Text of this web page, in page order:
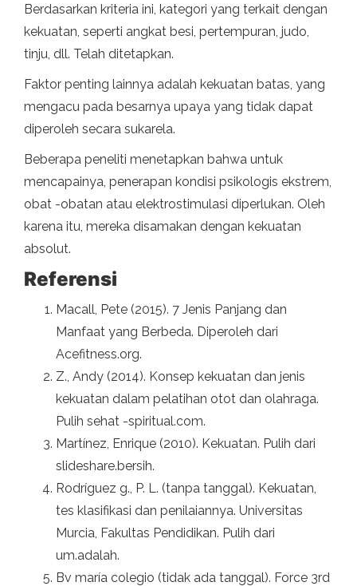
Berdasarkan kriteria ini, kategori yang terkait dengan
kekuatan, seperti angkat besi, pertempuran, judo,
tinju, dll. Telah ditetapkan.
Faktor penting lainnya adalah kekuatan batas, yang
mengacu pada besarnya upaya yang tidak dapat
diperoleh secara sukarela.
Beberapa peneliti menetapkan bahwa untuk
mencapainya, penerapan kondisi psikologis ekstrem,
obat -obatan atau elektrostimulasi diperlukan. Oleh
karena itu, mereka disamakan dengan kekuatan
absolut.
Referensi
Macall, Pete (2015). 7 Jenis Panjang dan
Manfaat yang Berbeda. Diperoleh dari
Acefitness.org.
Z., Andy (2014). Konsep kekuatan dan jenis
kekuatan dalam pelatihan otot dan olahraga.
Pulih sehat -spiritual.com.
Martínez, Enrique (2010). Kekuatan. Pulih dari
slideshare.bersih.
Rodríguez g., P. L. (tanpa tanggal). Kekuatan,
tes klasifikasi dan penilaiannya. Universitas
Murcia, Fakultas Pendidikan. Pulih dari
um.adalah.
Bv maría colegio (tidak ada tanggal). Force 3rd